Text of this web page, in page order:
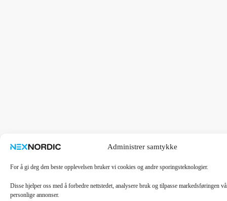
Administrer samtykke
For å gi deg den beste opplevelsen bruker vi cookies og andre sporingsteknologier.
Disse hjelper oss med å forbedre nettstedet, analysere bruk og tilpasse markedsføringen
personlige annonser.